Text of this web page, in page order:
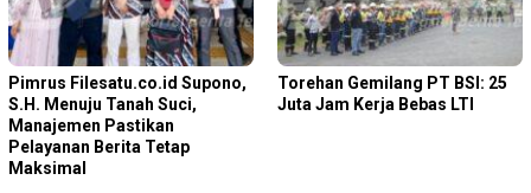
Pimrus Filesatu.co.id Supono,
S.H. Menuju Tanah Suci,
Manajemen Pastikan
Pelayanan Berita Tetap
Maksimal
Torehan Gemilang PT BSI: 25
Juta Jam Kerja Bebas LTI